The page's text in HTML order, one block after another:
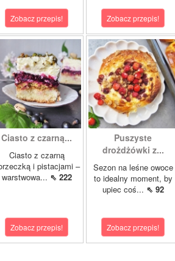
Zobacz przepis! Zobacz przepis!
Ciasto z czarną...
Ciasto z czarną
i pistacjami –
warstwowa... ⇖ 222
Zobacz przepis!
Puszyste
drożdżówki z...
Sezon na leśne owoce
to idealny moment, by
upiec coś... ⇖ 92
Zobacz przepis!